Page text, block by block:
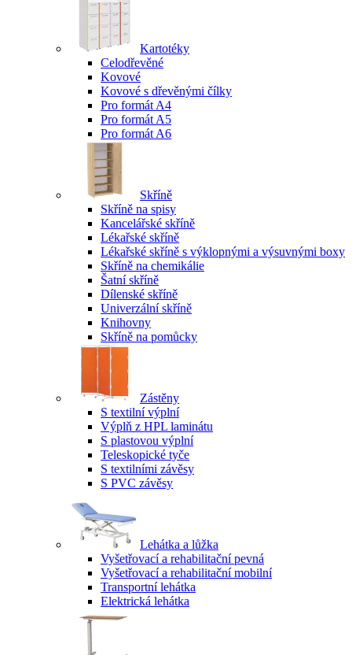
Kartotéky
Celodřevěné
Kovové
Kovové s dřevěnými čílky
Pro formát A4
Pro formát A5
Pro formát A6
Skříně
Skříně na spisy
Kancelářské skříně
Lékařské skříně
Lékařské skříně s výklopnými a výsuvnými boxy
Skříně na chemikálie
Šatní skříně
Dílenské skříně
Univerzální skříně
Knihovny
Skříně na pomůcky
Zástěny
S textilní výplní
Výplň z HPL laminátu
S plastovou výplní
Teleskopické tyče
S textilními závěsy
S PVC závěsy
Lehátka a lůžka
Vyšetřovací a rehabilitační pevná
Vyšetřovací a rehabilitační mobilní
Transportní lehátka
Elektrická lehátka